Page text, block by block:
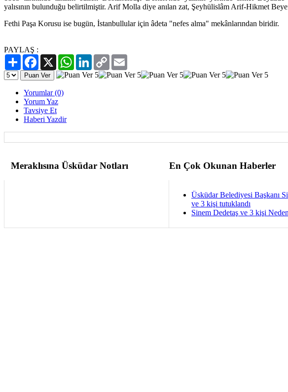
yalısının bulunduğu belirtilmiştir. Arif Molla diye anılan zat, Şeyhülislâm Arif-Hikmet
Fethi Paşa Korusu ise bugün, İstanbullular için âdeta "nefes alma" mekânlarından biridir.
PAYLAŞ :
PaylaşFacebook
X WhatsAppLinkedIn
Copy
Link
Yorumlar (0)
Yorum Yaz
Tavsiye Et
Haberi Yazdir
Meraklısına Üsküdar Notları En Çok Okunan Haberler
Üsküdar Belediyesi Başkanı
ve 3 kişi tutuklandı
Sinem Dedetaş ve 3 kişi